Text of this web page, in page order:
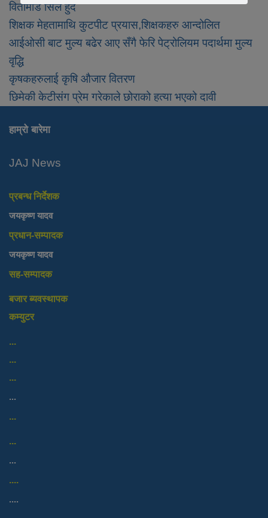
विर्तामोड सिल हुदै
शिक्षक मेहतामाथि कुटपीट प्रयास,शिक्षकहरु आन्दोलित
आईओसी बाट मुल्य बढेर आए सँगै फेरि पेट्रोलियम पदार्थमा मुल्य
वृद्धि
कृषकहरुलाई कृषि औजार वितरण
छिमेकी केटीसंग प्रेम गरेकाले छोराको हत्या भएको दावी
हाम्रो बारेमा
JAJ News
प्रबन्ध निर्देशक
जयकृष्ण यादव
प्रधान-सम्पादक
जयकृष्ण यादव
सह-सम्पादक
बजार ब्यवस्थापक
कम्युटर
...
...
...
...
...
...
...
....
....